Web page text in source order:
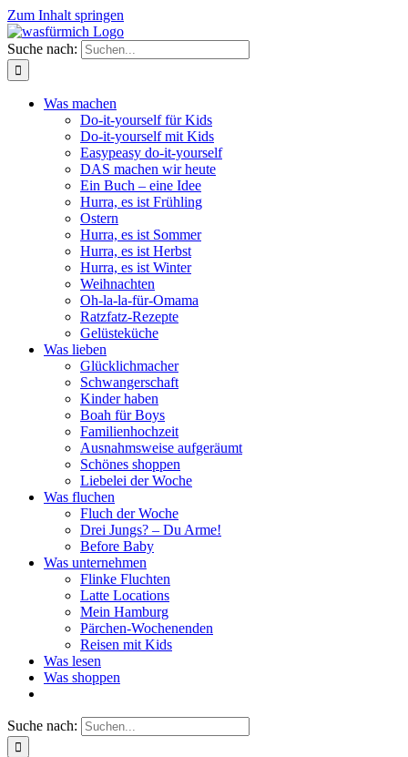
Zum Inhalt springen
Suche nach:
Was machen
Do-it-yourself für Kids
Do-it-yourself mit Kids
Easypeasy do-it-yourself
DAS machen wir heute
Ein Buch – eine Idee
Hurra, es ist Frühling
Ostern
Hurra, es ist Sommer
Hurra, es ist Herbst
Hurra, es ist Winter
Weihnachten
Oh-la-la-für-Omama
Ratzfatz-Rezepte
Gelüsteküche
Was lieben
Glücklichmacher
Schwangerschaft
Kinder haben
Boah für Boys
Familienhochzeit
Ausnahmsweise aufgeräumt
Schönes shoppen
Liebelei der Woche
Was fluchen
Fluch der Woche
Drei Jungs? – Du Arme!
Before Baby
Was unternehmen
Flinke Fluchten
Latte Locations
Mein Hamburg
Pärchen-Wochenenden
Reisen mit Kids
Was lesen
Was shoppen
Suche nach: